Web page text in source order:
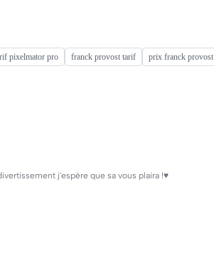
pixelmator pro franck provost tarif prix franck provost
j'espère que sa vous plaira !♥️